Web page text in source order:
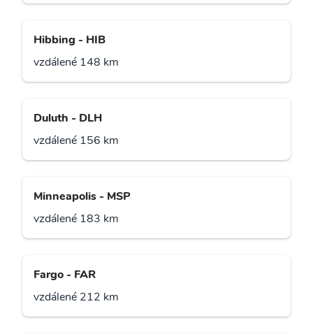
Hibbing - HIB
vzdálené 148 km
Duluth - DLH
vzdálené 156 km
Minneapolis - MSP
vzdálené 183 km
Fargo - FAR
vzdálené 212 km